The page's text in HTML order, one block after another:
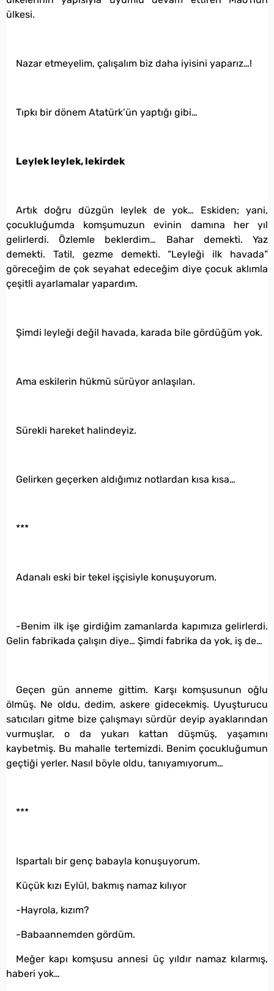
ülkesi.
Nazar etmeyelim, çalışalım biz daha iyisini yaparız…!
Tıpkı bir dönem Atatürk’ün yaptığı gibi…
Leylek leylek, lekirdek
Artık doğru düzgün leylek de yok… Eskiden; yani,
çocukluğumda komşumuzun evinin damına her yıl
gelirlerdi. Özlemle beklerdim… Bahar demekti. Yaz
demekti. Tatil, gezme demekti. “Leyleği ilk havada”
göreceğim de çok seyahat edeceğim diye çocuk aklımla
çeşitli ayarlamalar yapardım.
Şimdi leyleği değil havada, karada bile gördüğüm yok.
Ama eskilerin hükmü sürüyor anlaşılan.
Sürekli hareket halindeyiz.
Gelirken geçerken aldığımız notlardan kısa kısa…
***
Adanalı eski bir tekel işçisiyle konuşuyorum.
-Benim ilk işe girdiğim zamanlarda kapımıza gelirlerdi.
Gelin fabrikada çalışın diye… Şimdi fabrika da yok, iş de…
Geçen gün anneme gittim. Karşı komşusunun oğlu
ölmüş. Ne oldu, dedim, askere gidecekmiş. Uyuşturucu
satıcıları gitme bize çalışmayı sürdür deyip ayaklarından
vurmuşlar, o da yukarı kattan düşmüş, yaşamını
kaybetmiş. Bu mahalle tertemizdi. Benim çocukluğumun
geçtiği yerler. Nasıl böyle oldu, tanıyamıyorum…
***
Ispartalı bir genç babayla konuşuyorum.
Küçük kızı Eylül, bakmış namaz kılıyor
-Hayrola, kızım?
-Babaannemden gördüm.
Meğer kapı komşusu annesi üç yıldır namaz kılarmış,
haberi yok…